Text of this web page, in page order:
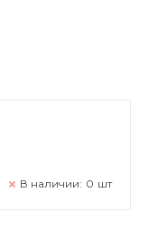
В наличии: 0 шт